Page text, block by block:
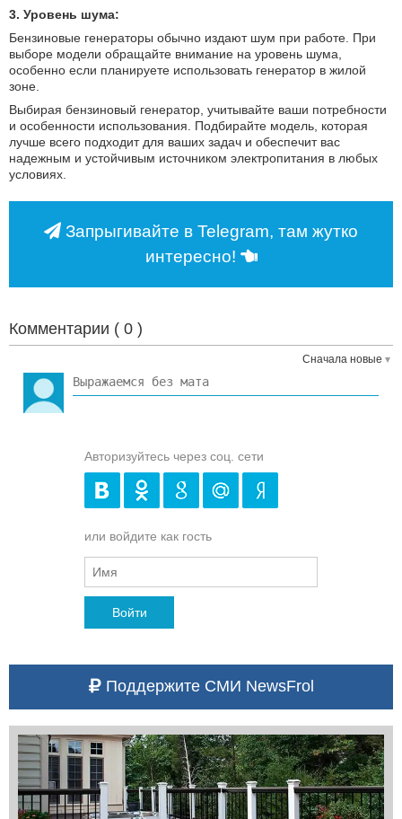
3. Уровень шума:
Бензиновые генераторы обычно издают шум при работе. При
выборе модели обращайте внимание на уровень шума,
особенно если планируете использовать генератор в жилой
зоне.
Выбирая бензиновый генератор, учитывайте ваши потребности
и особенности использования. Подбирайте модель, которая
лучше всего подходит для ваших задач и обеспечит вас
надежным и устойчивым источником электропитания в любых
условиях.
Запрыгивайте в Telegram, там жутко
интересно!
Комментарии ( 0 )
Сначала новые
Авторизуйтесь через соц. сети
или войдите как гость
Войти
Поддержите СМИ NewsFrol